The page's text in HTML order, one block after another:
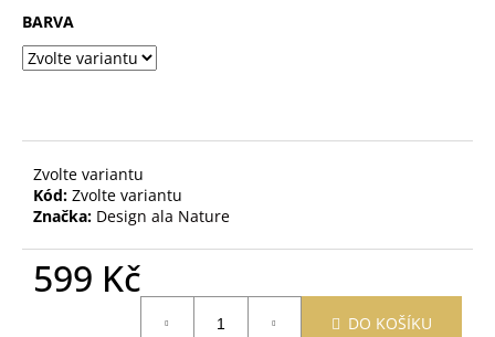
BARVA
Zvolte variantu
Kód: Zvolte variantu
Značka: Design ala Nature
599 Kč
DO KOŠÍKU
e
ZINKOVÁ
MAST
70
ML
189
Kč